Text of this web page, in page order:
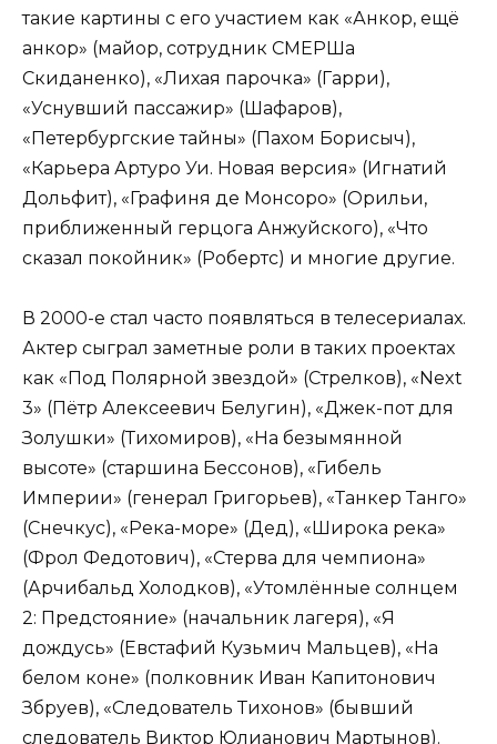
такие картины с его участием как «Анкор, ещё
анкор» (майор, сотрудник СМЕРШа
Скиданенко), «Лихая парочка» (Гарри),
«Уснувший пассажир» (Шафаров),
«Петербургские тайны» (Пахом Борисыч),
«Карьера Артуро Уи. Новая версия» (Игнатий
Дольфит), «Графиня де Монсоро» (Орильи,
приближенный герцога Анжуйского), «Что
сказал покойник» (Робертс) и многие другие.
В 2000-е стал часто появляться в телесериалах.
Актер сыграл заметные роли в таких проектах
как «Под Полярной звездой» (Стрелков), «Next
3» (Пётр Алексеевич Белугин), «Джек-пот для
Золушки» (Тихомиров), «На безымянной
высоте» (старшина Бессонов), «Гибель
Империи» (генерал Григорьев), «Танкер Танго»
(Снечкус), «Река-море» (Дед), «Широка река»
(Фрол Федотович), «Стерва для чемпиона»
(Арчибальд Холодков), «Утомлённые солнцем
2: Предстояние» (начальник лагеря), «Я
дождусь» (Евстафий Кузьмич Мальцев), «На
белом коне» (полковник Иван Капитонович
Збруев), «Следователь Тихонов» (бывший
следователь Виктор Юлианович Мартынов).